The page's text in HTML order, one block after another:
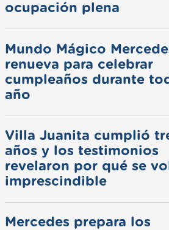
ocupación plena
Mundo Mágico
renueva para celebrar
cumpleaños durante
año
Villa Juanita cumplió
años y los testimonios
revelaron por qué se
imprescindible
Mercedes prepara los